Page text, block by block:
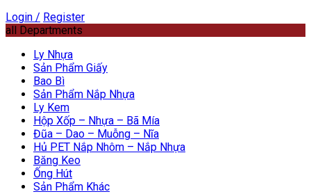
Login / Register
all Departments
Ly Nhựa
Sản Phẩm Giấy
Bao Bì
Sản Phẩm Nắp Nhựa
Ly Kem
Hộp Xốp – Nhựa – Bã Mía
Đũa – Dao – Muỗng – Nĩa
Hủ PET Nắp Nhôm – Nắp Nhựa
Băng Keo
Ống Hút
Sản Phẩm Khác